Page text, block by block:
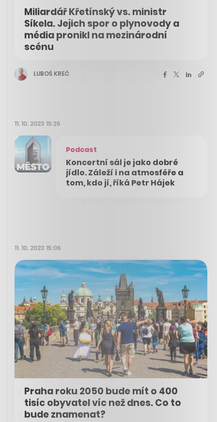
Miliardář Křetínský vs. ministr
Síkela. Jejich spor o plynovody a
média pronikl na mezinárodní
scénu
LUBOŠ KREČ
11. 10. 2023 15:26
Podcast
Koncertní sál je jako dobré
jídlo. Záleží i na atmosféře a
tom, kdo jí, říká Petr Hájek
11. 10. 2023 15:06
Praha roku 2050 bude mít o 400
tisíc obyvatel víc než dnes. Co to
bude znamenat?